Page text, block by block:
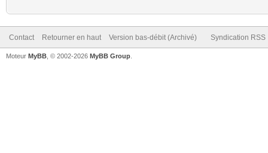
Contact Retourner en haut Version bas-débit (Archivé) Syndication RSS
Moteur MyBB , © 2002-2026 MyBB Group